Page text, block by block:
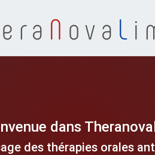
N ova L
dans
des thérapies orales